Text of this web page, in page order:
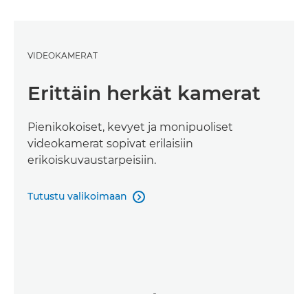
VIDEOKAMERAT
Erittäin herkät kamerat
Pienikokoiset, kevyet ja monipuoliset
videokamerat sopivat erilaisiin
erikoiskuvaustarpeisiin.
Tutustu valikoimaan 